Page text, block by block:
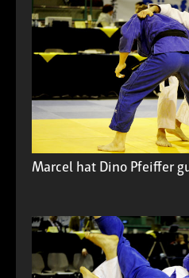
Marcel hat Dino Pfeiffer